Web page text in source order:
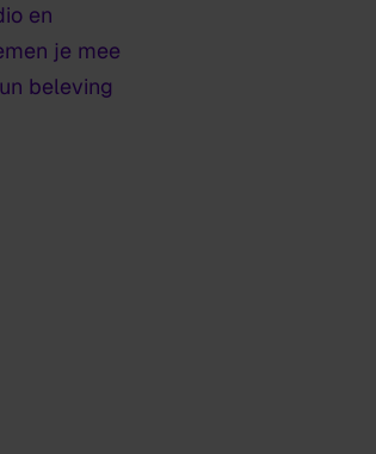
en
je mee
beleving